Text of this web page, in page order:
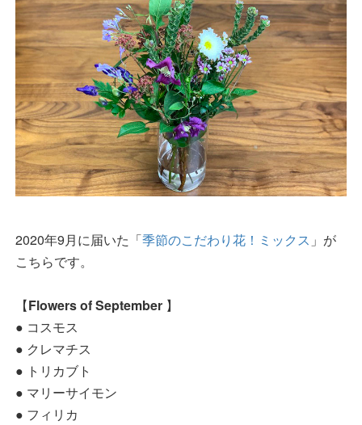
2020年9月に届いた「季節のこだわり花！ミックス 」が
こちらです。
【Flowers of September 】
● コスモス
● クレマチス
● トリカブト
● マリーサイモン
● フィリカ